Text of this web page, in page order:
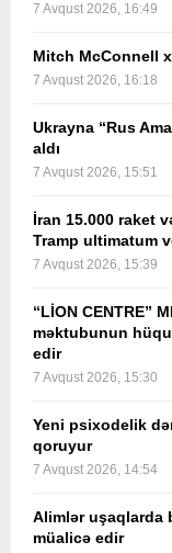
7 Avqust 2026, 16:49
Mitch McConnell
7 Avqust 2026, 16:18
Ukrayna “Rus
aldı
7 Avqust 2026, 15:51
İran 15.000 raket
Tramp ultimatum
7 Avqust 2026, 15:39
“LİON CENTRE”
məktubunun
edir
7 Avqust 2026, 15:30
Yeni psixodelik
qoruyur
7 Avqust 2026, 14:54
Alimlər uşaqlarda
müalicə edir